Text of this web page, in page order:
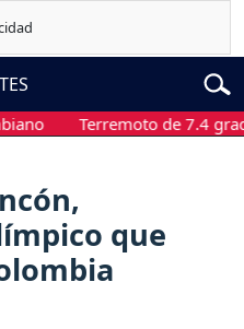
Terremoto de 7.4 grados
que